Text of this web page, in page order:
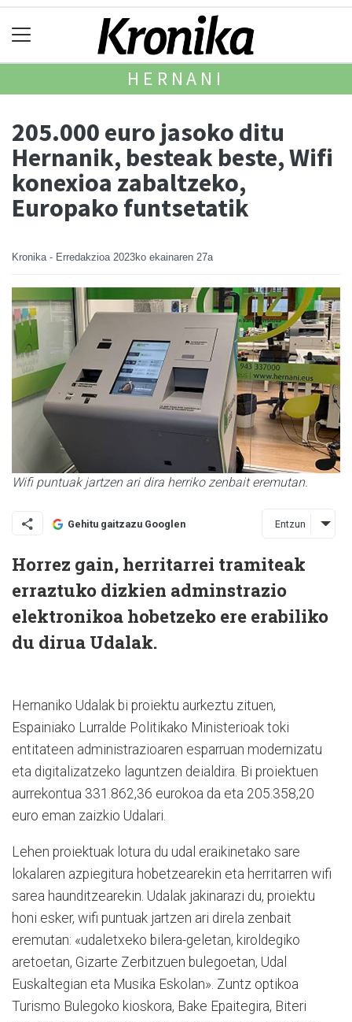
HERNANI
205.000 euro jasoko ditu
Hernanik, besteak beste, Wifi
konexioa zabaltzeko,
Europako funtsetatik
Kronika - Erredakzioa 2023ko ekainaren 27a
Wifi puntuak jartzen ari dira herriko zenbait eremutan.
Gehitu gaitzazu Googlen Entzun
Horrez gain, herritarrei tramiteak
erraztuko dizkien adminstrazio
elektronikoa hobetzeko ere erabiliko
du dirua Udalak.
Hernaniko Udalak bi proiektu aurkeztu zituen,
Espainiako Lurralde Politikako Ministerioak toki
entitateen administrazioaren esparruan modernizatu
eta digitalizatzeko laguntzen deialdira. Bi proiektuen
aurrekontua 331.862,36 eurokoa da eta 205.358,20
euro eman zaizkio Udalari.
Lehen proiektuak lotura du udal eraikinetako sare
lokalaren azpiegitura hobetzearekin eta herritarren wifi
sarea haunditzearekin. Udalak jakinarazi du, proiektu
honi esker, wifi puntuak jartzen ari direla zenbait
eremutan: «udaletxeko bilera-geletan, kiroldegiko
aretoetan, Gizarte Zerbitzuen bulegoetan, Udal
Euskaltegian eta Musika Eskolan». Zuntz optikoa
Turismo Bulegoko kioskora, Bake Epaitegira, Biteri